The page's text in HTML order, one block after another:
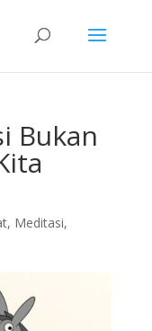
Bukan
, Meditasi,